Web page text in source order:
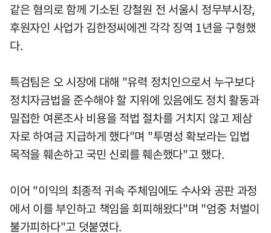
같은 혐의로 함께 기소된 강철원 전 서울시 정무부시장,
후원자인 사업가 김한정씨에겐 각각 징역 1년을 구형했
다.
특검팀은 오 시장에 대해 "유력 정치인으로서 누구보다
정치자금법을 준수해야 할 지위에 있음에도 정치 활동과
밀접한 여론조사 비용을 적법 절차를 거치지 않고 제삼
자로 하여금 지급하게 했다"며 "투명성 확보라는 입법
목적을 훼손하고 국민 신뢰를 훼손했다"고 했다.
이어 "이익의 최종적 귀속 주체임에도 수사와 공판 과정
에서 이를 부인하고 책임을 회피해왔다"며 "엄중 처벌이
불가피하다"고 덧붙였다.